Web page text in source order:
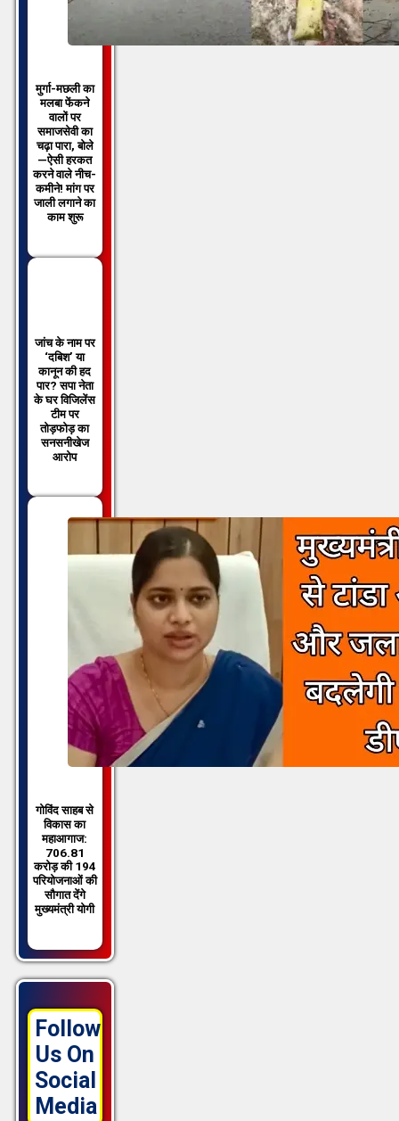
मुर्गा-मछली का
मलबा फेंकने
वालों पर
समाजसेवी का
चढ़ा पारा, बोले
—ऐसी हरकत
करने वाले नीच-
कमीने! मांग पर
जाली लगाने का
काम शुरू
जांच के नाम पर
‘दबिश’ या
कानून की हद
पार? सपा नेता
के घर विजिलेंस
टीम पर
तोड़फोड़ का
सनसनीखेज
आरोप
गोविंद साहब से
विकास का
महाआगाज:
706.81
करोड़ की 194
परियोजनाओं की
सौगात देंगे
मुख्यमंत्री योगी
Follow
Us On
Social
Media